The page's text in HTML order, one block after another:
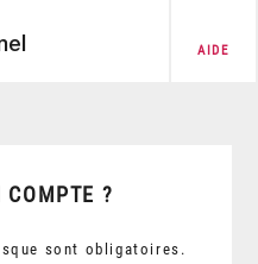
AIDE
COMPTE ?
sont obligatoires.